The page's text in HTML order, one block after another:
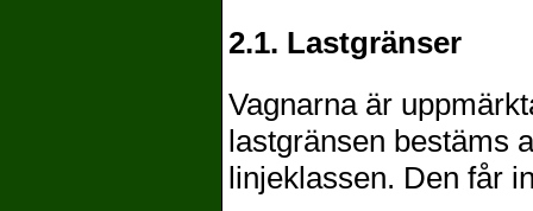
2.1. Lastgränser
Vagnarna är
lastgränsen bestäms
linjeklassen. Den får